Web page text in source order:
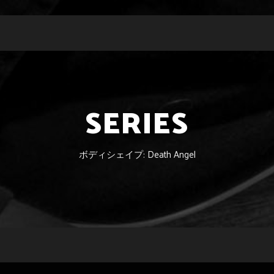
SERIES
ボディシェイプ: Death Angel